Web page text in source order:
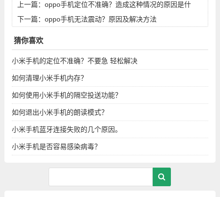
上一篇： oppo手机定位不准确？造成这种情况的原因是什
么？
下一篇： oppo手机无法震动？原因及解决方法
猜你喜欢
小米手机的定位不准确？不要急 轻松解决
如何清理小米手机内存？
如何使用小米手机的隔空投送功能？
如何退出小米手机的朗读模式？
小米手机蓝牙连接失败的几个原因。
小米手机是否容易感染病毒？